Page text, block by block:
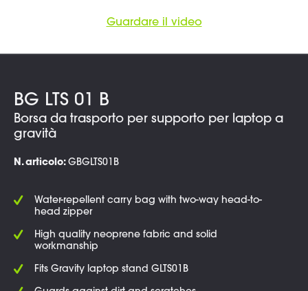
Guardare il video
BG LTS 01 B
Borsa da trasporto per supporto per laptop a
gravità
N. articolo: GBGLTS01B
Water-repellent carry bag with two-way head-to-
head zipper
High quality neoprene fabric and solid
workmanship
Fits Gravity laptop stand GLTS01B